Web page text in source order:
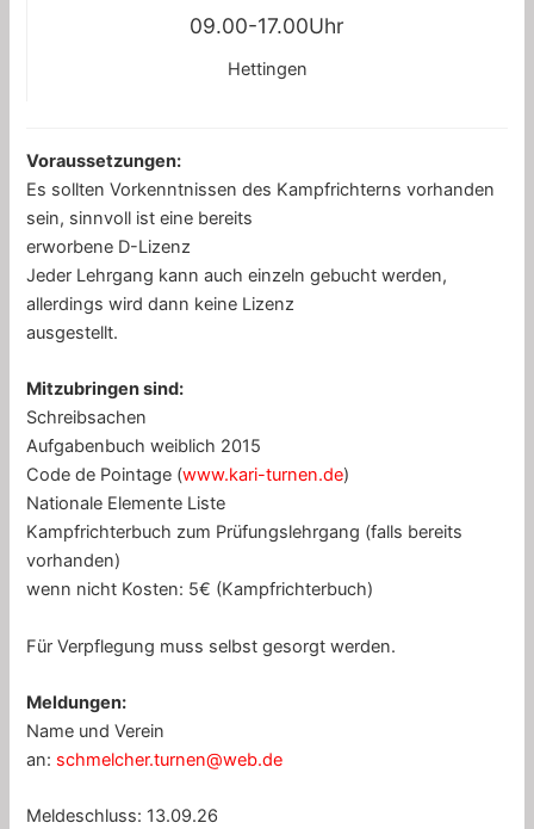
09.00-17.00Uhr
Hettingen
Voraussetzungen:
Es sollten Vorkenntnissen des Kampfrichterns vorhanden
sein, sinnvoll ist eine bereits
erworbene D-Lizenz
Jeder Lehrgang kann auch einzeln gebucht werden,
allerdings wird dann keine Lizenz
ausgestellt.
Mitzubringen sind:
Schreibsachen
Aufgabenbuch weiblich 2015
Code de Pointage (www.kari-turnen.de)
Nationale Elemente Liste
Kampfrichterbuch zum Prüfungslehrgang (falls bereits
vorhanden)
wenn nicht Kosten: 5€ (Kampfrichterbuch)
Für Verpflegung muss selbst gesorgt werden.
Meldungen:
Name und Verein
an: schmelcher.turnen@web.de
Meldeschluss: 13.09.26